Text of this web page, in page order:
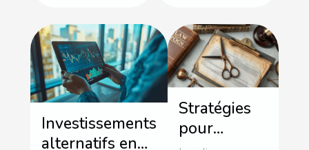
Investissements
alternatifs en
Stratégies
pour